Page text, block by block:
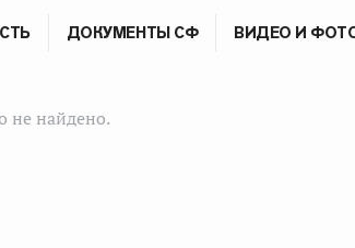
ДОКУМЕНТЫ СФ ВИДЕО И
не найдено.